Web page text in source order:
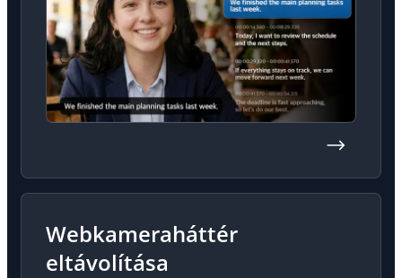
Webkameraháttér
eltávolítása